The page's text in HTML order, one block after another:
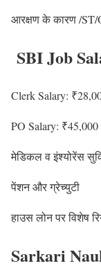
आरक्षण के कारण /ST/
SBI Job
Clerk Salary:
PO Salary: ₹45,000
मेडिकल व इंश्योरेंस
पेंशन और ग्रेच्युटी
हाउस लोन पर विशेष
Sarkari